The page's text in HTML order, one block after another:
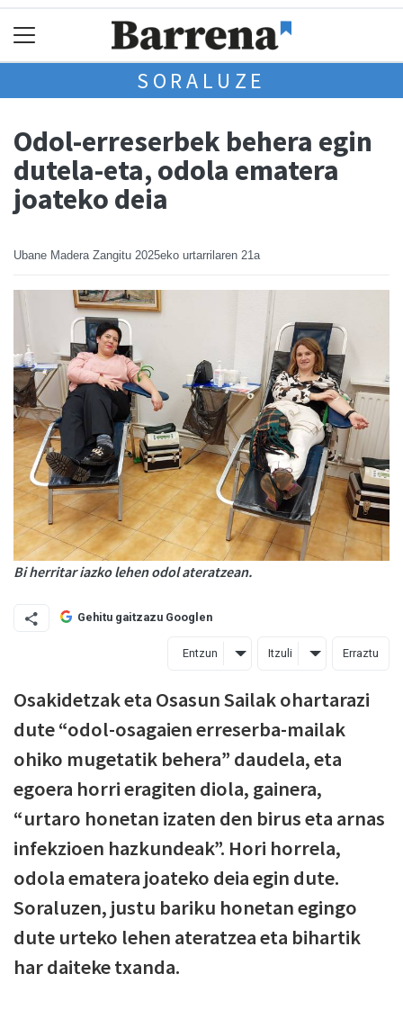
SORALUZE
Odol-erreserbek behera egin
dutela-eta, odola ematera
joateko deia
Ubane Madera Zangitu 2025eko urtarrilaren 21a
Bi herritar iazko lehen odol ateratzean.
Gehitu gaitzazu Googlen
Entzun Itzuli Erraztu
Osakidetzak eta Osasun Sailak ohartarazi
dute “odol-osagaien erreserba-mailak
ohiko mugetatik behera” daudela, eta
egoera horri eragiten diola, gainera,
“urtaro honetan izaten den birus eta arnas
infekzioen hazkundeak”. Hori horrela,
odola ematera joateko deia egin dute.
Soraluzen, justu bariku honetan egingo
dute urteko lehen ateratzea eta bihartik
har daiteke txanda.